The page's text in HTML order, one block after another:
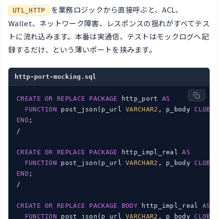
UTL_HTTP
を業務ロジックから直接呼ぶと、ACL、
Wallet、ネットワーク障害、レスポンスの揺れがすべてテス
トに流れ込みます。本番は実通信、テストはモックログへ記
録するだけ、という薄いポートを挟みます。
http-port-mocking.sql
CREATE OR REPLACE PACKAGE http_port AS
FUNCTION post_json(p_url VARCHAR2 , p_body CLOB
END ;
/
CREATE OR REPLACE PACKAGE http_impl_real AS
FUNCTION post_json(p_url VARCHAR2 , p_body CLOB
END ;
/
CREATE OR REPLACE PACKAGE BODY http_impl_real AS
FUNCTION post_json(p_url VARCHAR2 , p_body CLOB